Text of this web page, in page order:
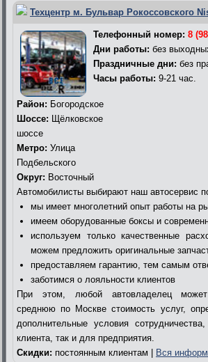
Техцентр м. Бульвар Рокоссовского
Телефонный номер: 8
Дни работы: без
Праздничные дни: без
Часы работы: 9-21 час.
Район: Богородское
Шоссе: Щёлковское
шоссе
Метро: Улица
Подбельского
Округ: Восточный
Автомобилисты выбирают наш автосервис
мы имеет многолетний опыт работы на
имеем оборудованные боксы и
используем только качественные
можем предложить оригинальные
предоставляем гарантию, тем самым
заботимся о лояльности клиентов
При этом, любой автовладелец
среднюю по Москве стоимость услуг,
дополнительные условия
клиента, так и для предприятия.
Скидки: постоянным клиентам | Вся